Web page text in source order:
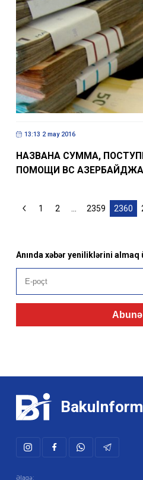
13:13 2 may 2016
НАЗВАНА СУММА,
ПОМОЩИ ВС
1 2 ... 2359 2360
Anında xəbər yeniliklərini almaq
Abunə
BakuInform
Əlaqə: